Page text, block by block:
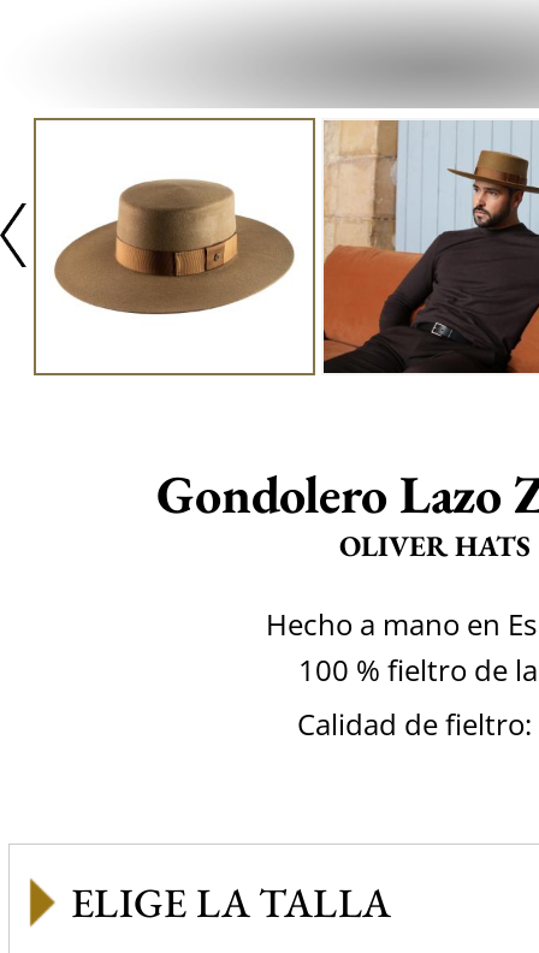
Gondolero Lazo
OLIVER HATS
Hecho a mano en
100 % fieltro de
Calidad de fieltro: